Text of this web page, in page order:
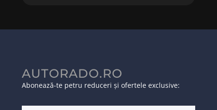
AUTORADO.RO
Abonează-te petru reduceri și ofertele exclusive: